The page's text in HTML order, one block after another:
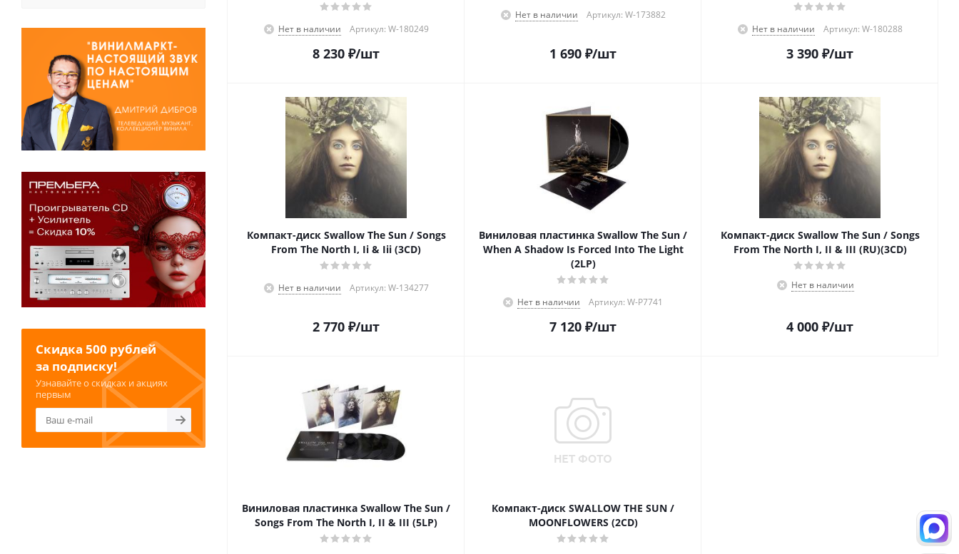
Нет в наличии Артикул: W-180249
8 230 ₽/шт
Нет в наличии Артикул: W-173882
1 690 ₽/шт
Нет в наличии Артикул: W-180288
3 390 ₽/шт
Компакт-диск Swallow The Sun / Songs
From The North I, Ii & Iii (3CD)
Нет в наличии Артикул: W-134277
2 770 ₽/шт
Виниловая пластинка Swallow The Sun /
When A Shadow Is Forced Into The Light
(2LP)
Нет в наличии Артикул: W-P7741
7 120 ₽/шт
Компакт-диск Swallow The Sun / Songs
From The North I, II & III (RU)(3CD)
Нет в наличии
4 000 ₽/шт
Виниловая пластинка Swallow The Sun /
Songs From The North I, II & III (5LP)
Компакт-диск SWALLOW THE SUN /
MOONFLOWERS (2CD)
Скидка 500 рублей
за подписку!
Узнавайте о скидках и акциях
первым